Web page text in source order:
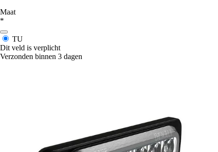
Maat
*
TU
Dit veld is verplicht
Verzonden binnen 3 dagen